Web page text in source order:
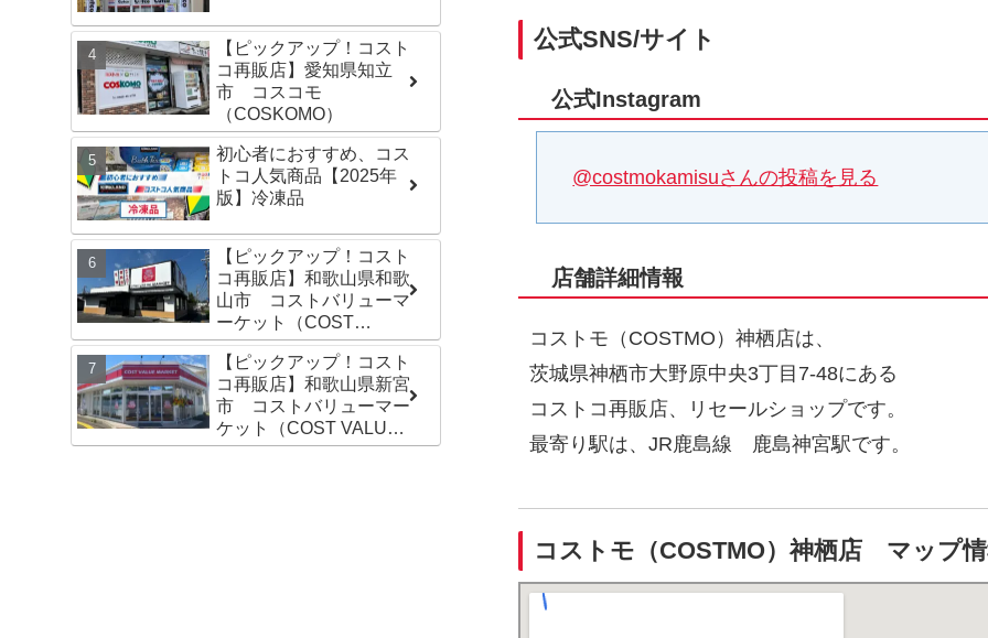
公式SNS/サイト
公式Instagram
@costmokamisuさんの投稿を見る
店舗詳細情報
コストモ（COSTMO）神栖店は、
茨城県神栖市大野原中央3丁目7-48にある
コストコ再販店、リセールショップです。
最寄り駅は、JR鹿島線 鹿島神宮駅です。
コストモ（COSTMO）神栖店 マップ
【ピックアップ！コスト
コ再販店】愛知県知立
市 コスコモ
（COSKOMO）
初心者におすすめ、コス
トコ人気商品【2025年
版】冷凍品
【ピックアップ！コスト
コ再販店】和歌山県和歌
山市 コストバリューマ
ーケット（COST
VALUE MARKET）島崎
店
【ピックアップ！コスト
コ再販店】和歌山県新宮
市 コストバリューマー
ケット（COST VALUE
MARKET）新宮店